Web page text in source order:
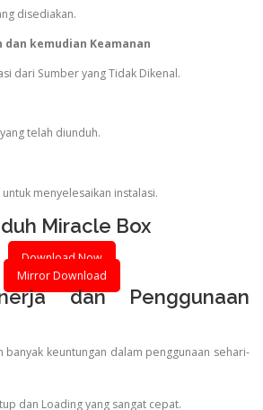
disediakan.
kemudian Keamanan
dari Sumber yang Tidak Dikenal.
telah diunduh.
menyelesaikan instalasi.
Miracle Box
Download Now
Mirror Download
dan Penggunaan
banyak keuntungan dalam penggunaan sehari-
dan Loading yang sangat cepat.